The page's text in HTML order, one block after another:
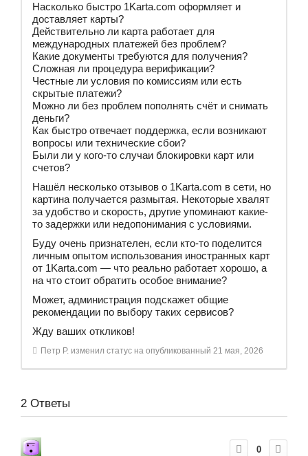
Насколько быстро 1Karta.com оформляет и
доставляет карты?
Действительно ли карта работает для
международных платежей без проблем?
Какие документы требуются для получения?
Сложная ли процедура верификации?
Честные ли условия по комиссиям или есть
скрытые платежи?
Можно ли без проблем пополнять счёт и снимать
деньги?
Как быстро отвечает поддержка, если возникают
вопросы или технические сбои?
Были ли у кого-то случаи блокировки карт или
счетов?
Нашёл несколько отзывов о 1Karta.com в сети, но
картина получается размытая. Некоторые хвалят
за удобство и скорость, другие упоминают какие-
то задержки или недопонимания с условиями.
Буду очень признателен, если кто-то поделится
личным опытом использования иностранных карт
от 1Karta.com — что реально работает хорошо, а
на что стоит обратить особое внимание?
Может, администрация подскажет общие
рекомендации по выбору таких сервисов?
Жду ваших откликов!
Петр Р. изменил статус на опубликованный 21 мая, 2026
2 Ответы
0